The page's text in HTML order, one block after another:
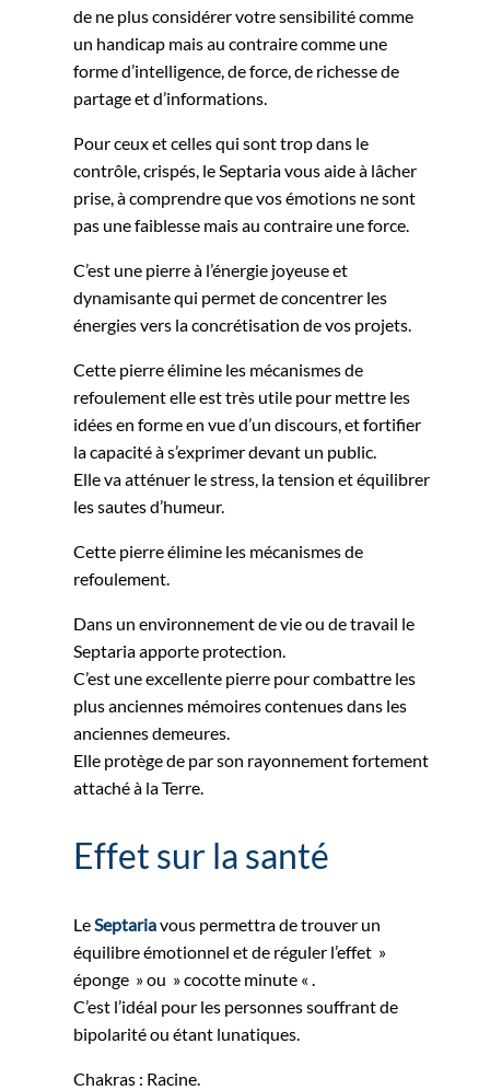
de ne plus considérer votre sensibilité comme
un handicap mais au contraire comme une
forme d’intelligence, de force, de richesse de
partage et d’informations.
Pour ceux et celles qui sont trop dans le
contrôle, crispés, le Septaria vous aide à lâcher
prise, à comprendre que vos émotions ne sont
pas une faiblesse mais au contraire une force.
C’est une pierre à l’énergie joyeuse et
dynamisante qui permet de concentrer les
énergies vers la concrétisation de vos projets.
Cette pierre élimine les mécanismes de
refoulement elle est très utile pour mettre les
idées en forme en vue d’un discours, et fortifier
la capacité à s’exprimer devant un public.
Elle va atténuer le stress, la tension et équilibrer
les sautes d’humeur.
Cette pierre élimine les mécanismes de
refoulement.
Dans un environnement de vie ou de travail le
Septaria apporte protection.
C’est une excellente pierre pour combattre les
plus anciennes mémoires contenues dans les
anciennes demeures.
Elle protège de par son rayonnement fortement
attaché à la Terre.
Effet sur la santé
LeSeptariavous permettra de trouver un
équilibre émotionnel et de réguler l’effet »
éponge » ou » cocotte minute « .
C’est l’idéal pour les personnes souffrant de
bipolarité ou étant lunatiques.
Chakras : Racine.